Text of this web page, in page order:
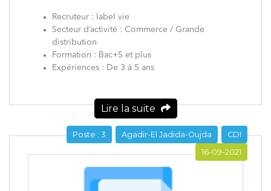
Recruteur : label vie
Secteur d’activité : Commerce / Grande
distribution
Formation : Bac+5 et plus
Expériences : De 3 à 5 ans
Lire la suite
CDI
Agadir-El Jadida-Oujda
Poste : 3
16-09-2021